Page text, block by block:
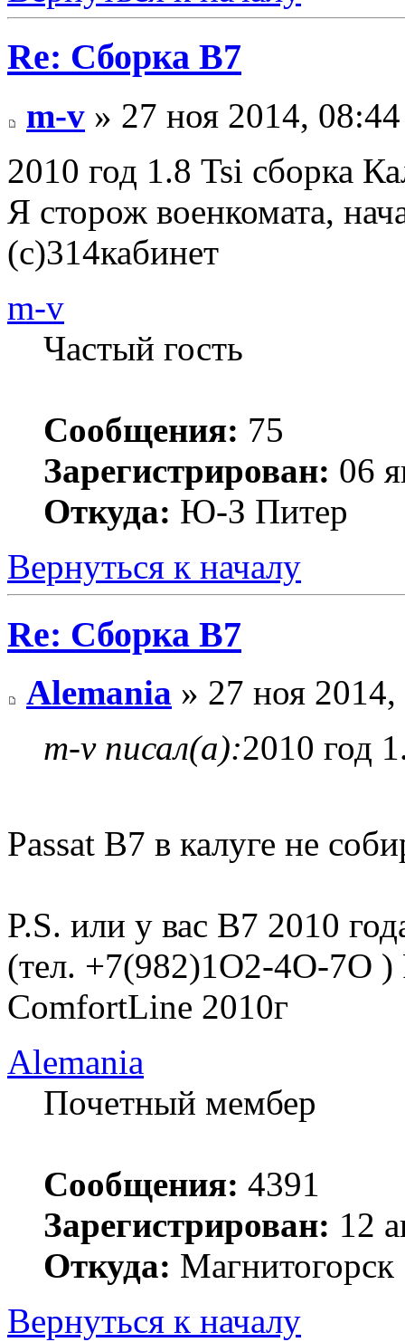
Re: Сборка B7
m-v » 27 ноя 2014, 08:44
2010 год 1.8 Tsi сборка
Я сторож военкомата,
(с)314кабинет
m-v
Частый гость
Сообщения: 75
Зарегистрирован: 06
Откуда: Ю-З Питер
Вернуться к началу
Re: Сборка B7
Alemania » 27 ноя
m-v писал(а):2010 год
Passat B7 в калуге не
P.S. или у вас B7 2010
(тел. +7(982)1O2-4O-7O
ComfortLine 2010г
Alemania
Почетный мембер
Сообщения: 4391
Зарегистрирован: 12
Откуда: Магнитогорск
Вернуться к началу